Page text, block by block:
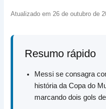
Atualizado em 26 de outubro de
Resumo rápido
Messi se consagra
história da Copa do
marcando dois gols